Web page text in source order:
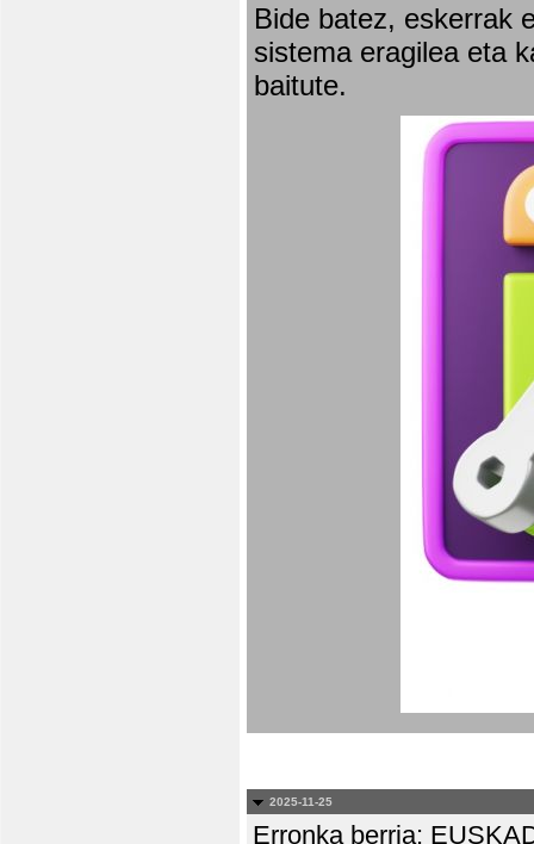
Bide batez, eskerrak
sistema eragilea eta
baitute.
2025-11-25
Erronka berria: